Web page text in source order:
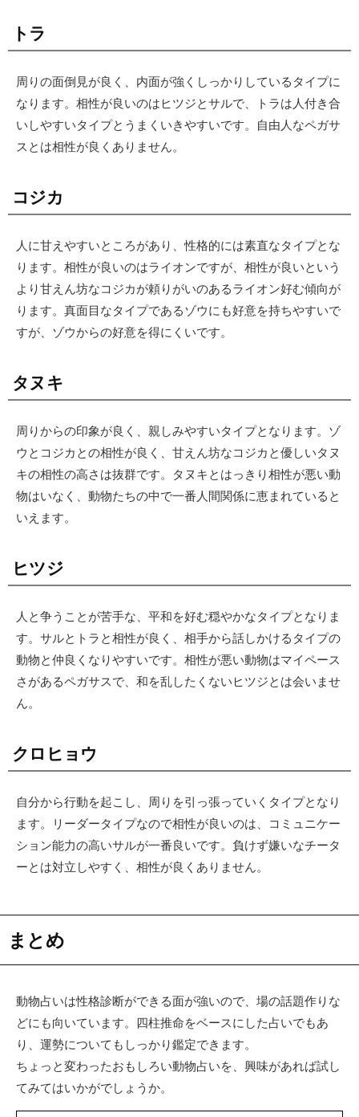
トラ
周りの面倒見が良く、内面が強くしっかりしているタイプに
なります。相性が良いのはヒツジとサルで、トラは人付き合
いしやすいタイプとうまくいきやすいです。自由人なペガサ
スとは相性が良くありません。
コジカ
人に甘えやすいところがあり、性格的には素直なタイプとな
ります。相性が良いのはライオンですが、相性が良いという
より甘えん坊なコジカが頼りがいのあるライオン好む傾向が
ります。真面目なタイプであるゾウにも好意を持ちやすいで
すが、ゾウからの好意を得にくいです。
タヌキ
周りからの印象が良く、親しみやすいタイプとなります。ゾ
ウとコジカとの相性が良く、甘えん坊なコジカと優しいタヌ
キの相性の高さは抜群です。タヌキとはっきり相性が悪い動
物はいなく、動物たちの中で一番人間関係に恵まれていると
いえます。
ヒツジ
人と争うことが苦手な、平和を好む穏やかなタイプとなりま
す。サルとトラと相性が良く、相手から話しかけるタイプの
動物と仲良くなりやすいです。相性が悪い動物はマイペース
さがあるペガサスで、和を乱したくないヒツジとは会いませ
ん。
クロヒョウ
自分から行動を起こし、周りを引っ張っていくタイプとなり
ます。リーダータイプなので相性が良いのは、コミュニケー
ション能力の高いサルが一番良いです。負けず嫌いなチータ
ーとは対立しやすく、相性が良くありません。
まとめ
動物占いは性格診断ができる面が強いので、場の話題作りな
どにも向いています。四柱推命をベースにした占いでもあ
り、運勢についてもしっかり鑑定できます。
ちょっと変わったおもしろい動物占いを、興味があれば試し
てみてはいかがでしょうか。